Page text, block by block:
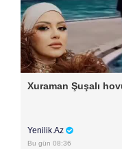
Xuraman Şuşalı
Yenilik.Az
Bu gün 08:36